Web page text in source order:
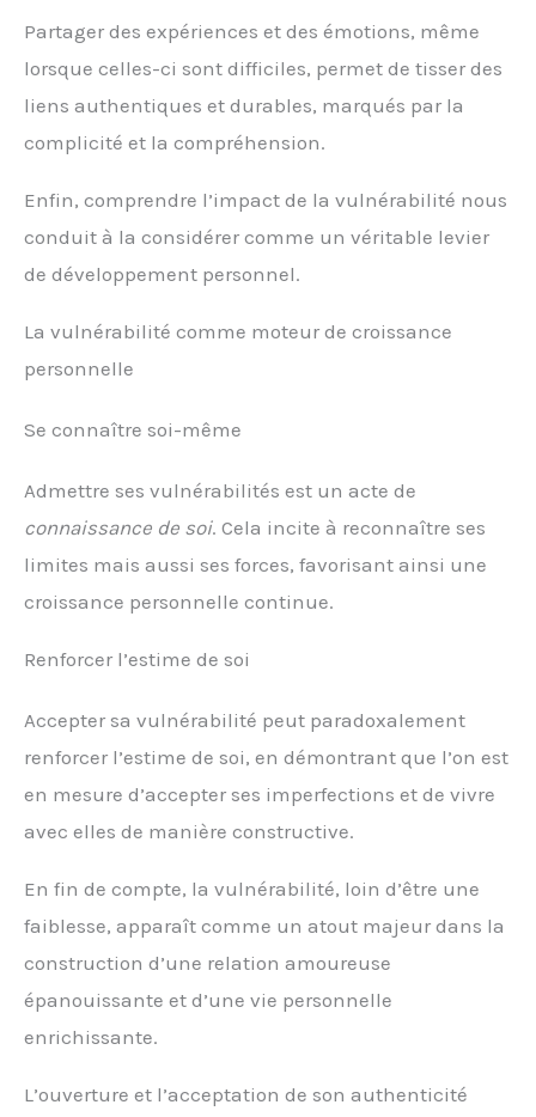
Partager des expériences et des émotions, même
lorsque celles-ci sont difficiles, permet de tisser des
liens authentiques et durables, marqués par la
complicité et la compréhension.
Enfin, comprendre l’impact de la vulnérabilité nous
conduit à la considérer comme un véritable levier
de développement personnel.
La vulnérabilité comme moteur de croissance
personnelle
Se connaître soi-même
Admettre ses vulnérabilités est un acte de
connaissance de soi. Cela incite à reconnaître ses
limites mais aussi ses forces, favorisant ainsi une
croissance personnelle continue.
Renforcer l’estime de soi
Accepter sa vulnérabilité peut paradoxalement
renforcer l’estime de soi, en démontrant que l’on est
en mesure d’accepter ses imperfections et de vivre
avec elles de manière constructive.
En fin de compte, la vulnérabilité, loin d’être une
faiblesse, apparaît comme un atout majeur dans la
construction d’une relation amoureuse
épanouissante et d’une vie personnelle
enrichissante.
L’ouverture et l’acceptation de son authenticité